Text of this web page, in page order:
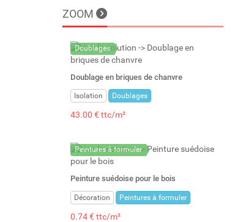
ZOOM
Doublages
Doublage en briques de chanvre
Isolation Doublages
43.00 € ttc/m²
Peintures à formuler
Peinture suédoise pour le bois
Décoration Peintures à formuler
0.74 € ttc/m²